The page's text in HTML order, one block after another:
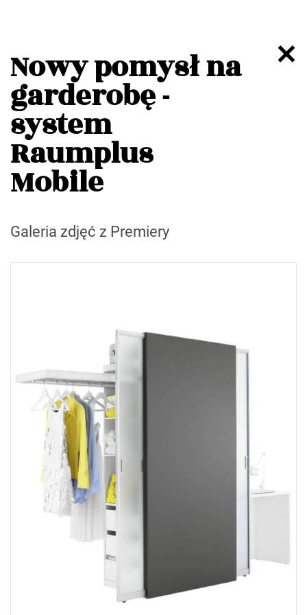
Nowy pomysł na
garderobę -
system
Raumplus
Mobile
Galeria zdjęć z Premiery